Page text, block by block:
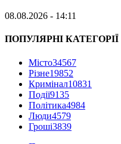
08.08.2026 - 14:11
ПОПУЛЯРНІ КАТЕГОРІЇ
Місто34567
Різне19852
Кримінал10831
Події9135
Політика4984
Люди4579
Гроші3839